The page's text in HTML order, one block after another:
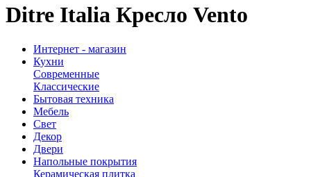
Ditre Italia Кресло Vento
Интернет - магазин
Кухни
Современные
Классические
Бытовая техника
Мебель
Свет
Декор
Двери
Напольные покрытия
Керамическая плитка